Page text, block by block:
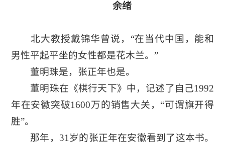
余绪
北大教授戴锦华曾说，“在当代中国，能和
男性平起平坐的女性都是花木兰。”
董明珠是，张正年也是。
董明珠在《棋行天下》中，记述了自己1992
年在安徽突破1600万的销售大关，“可谓旗开得
胜”。
那年，31岁的张正年在安徽看到了这本书。